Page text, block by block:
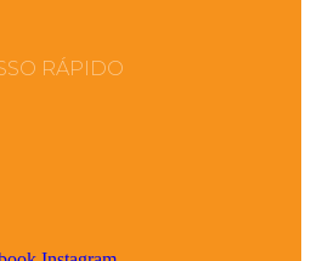
RÁPIDO